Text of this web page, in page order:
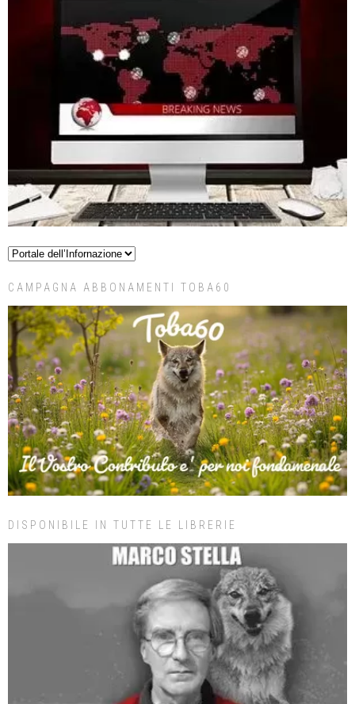
CAMPAGNA ABBONAMENTI TOBA60
DISPONIBILE IN TUTTE LE LIBRERIE